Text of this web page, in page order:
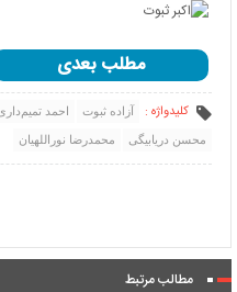
مطلب بعدی
کلیدواژه : آزاده ثبوت احمد
محسن دریابیگی محمدرضا نوراللهیان
مطالب مرتبط